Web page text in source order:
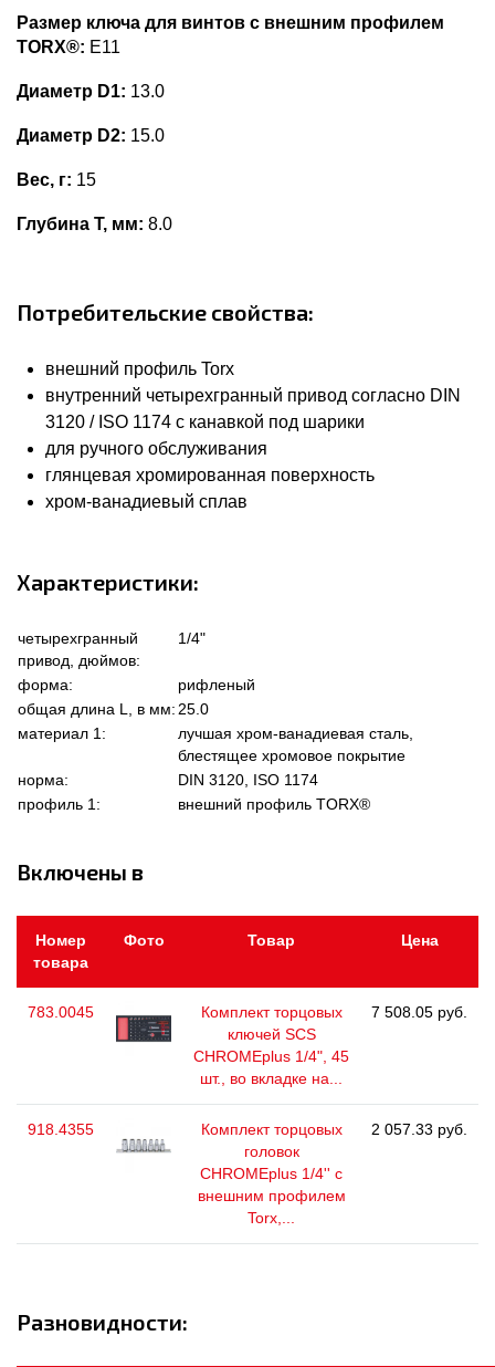
Размер ключа для винтов с внешним профилем
TORX®: E11
Диаметр D1: 13.0
Диаметр D2: 15.0
Вес, г: 15
Глубина Т, мм: 8.0
Потребительские свойства:
внешний профиль Torx
внутренний четырехгранный привод согласно DIN
3120 / ISO 1174 с канавкой под шарики
для ручного обслуживания
глянцевая хромированная поверхность
хром-ванадиевый сплав
Характеристики:
четырехгранный
привод, дюймов:
1/4"
форма:
рифленый
общая длина L, в мм: 25.0
материал 1:
лучшая хром-ванадиевая сталь,
блестящее хромовое покрытие
норма:
DIN 3120, ISO 1174
профиль 1:
внешний профиль TORX®
Включены в
Номер
товара
Фото Товар Цена
783.0045
Комплект торцовых
ключей SCS
CHROMEplus 1/4", 45
шт., во вкладке на...
7 508.05 руб.
918.4355
Комплект торцовых
головок
CHROMEplus 1/4'' с
внешним профилем
Torx,...
2 057.33 руб.
Разновидности: